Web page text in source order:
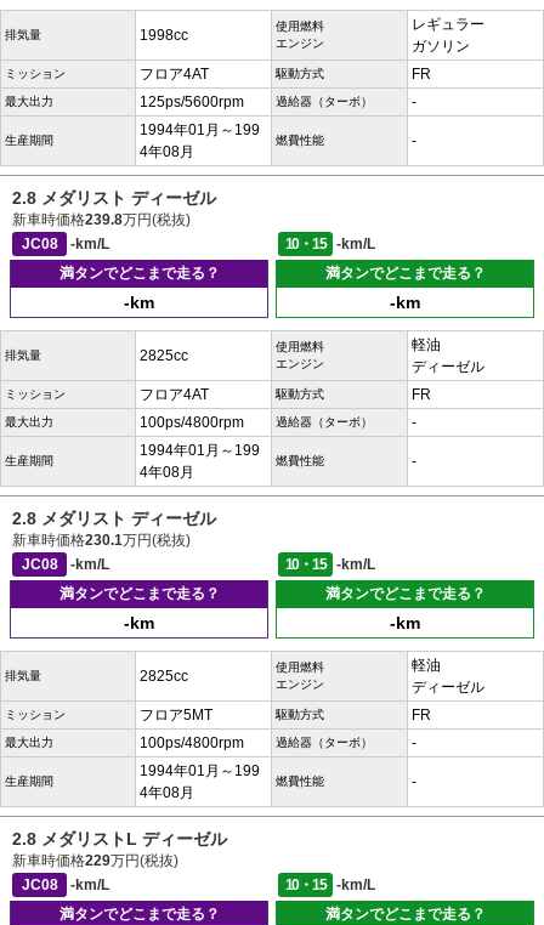
排気量 1998cc
使用燃料
エンジン
レギュラー
ガソリン
ミッション フロア4AT 駆動方式 FR
最大出力 125ps/5600rpm 過給器（ターボ） -
生産期間
1994年01月～199
4年08月
燃費性能 -
2.8 メダリスト ディーゼル
新車時価格239.8万円(税抜)
JC08
-km/L 10・15
-km/L
満タンでどこまで走る？
-km
満タンでどこまで走る？
-km
排気量 2825cc
使用燃料
エンジン
軽油
ディーゼル
ミッション フロア4AT 駆動方式 FR
最大出力 100ps/4800rpm 過給器（ターボ） -
生産期間
1994年01月～199
4年08月
燃費性能 -
2.8 メダリスト ディーゼル
新車時価格230.1万円(税抜)
JC08
-km/L 10・15
-km/L
満タンでどこまで走る？
-km
満タンでどこまで走る？
-km
排気量 2825cc
使用燃料
エンジン
軽油
ディーゼル
ミッション フロア5MT 駆動方式 FR
最大出力 100ps/4800rpm 過給器（ターボ） -
生産期間
1994年01月～199
4年08月
燃費性能 -
2.8 メダリストL ディーゼル
新車時価格229万円(税抜)
JC08
-km/L 10・15
-km/L
満タンでどこまで走る？
満タンでどこまで走る？